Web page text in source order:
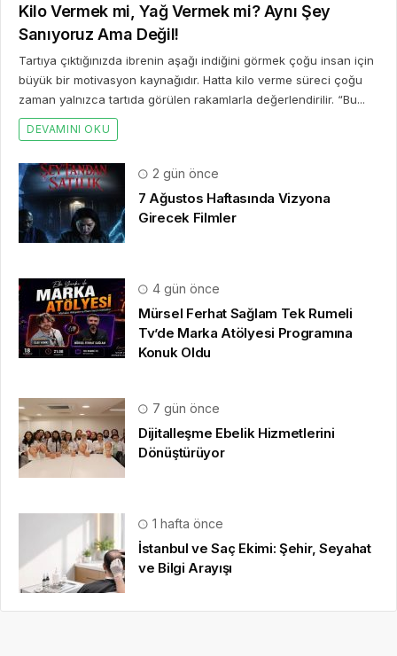
Kilo Vermek mi, Yağ Vermek mi? Aynı Şey
Sanıyoruz Ama Değil!
Tartıya çıktığınızda ibrenin aşağı indiğini görmek çoğu insan için
büyük bir motivasyon kaynağıdır. Hatta kilo verme süreci çoğu
zaman yalnızca tartıda görülen rakamlarla değerlendirilir. “Bu...
DEVAMINI OKU
2 gün önce
7 Ağustos Haftasında Vizyona
Girecek Filmler
4 gün önce
Mürsel Ferhat Sağlam Tek Rumeli
Tv’de Marka Atölyesi Programına
Konuk Oldu
7 gün önce
Dijitalleşme Ebelik Hizmetlerini
Dönüştürüyor
1 hafta önce
İstanbul ve Saç Ekimi: Şehir, Seyahat
ve Bilgi Arayışı